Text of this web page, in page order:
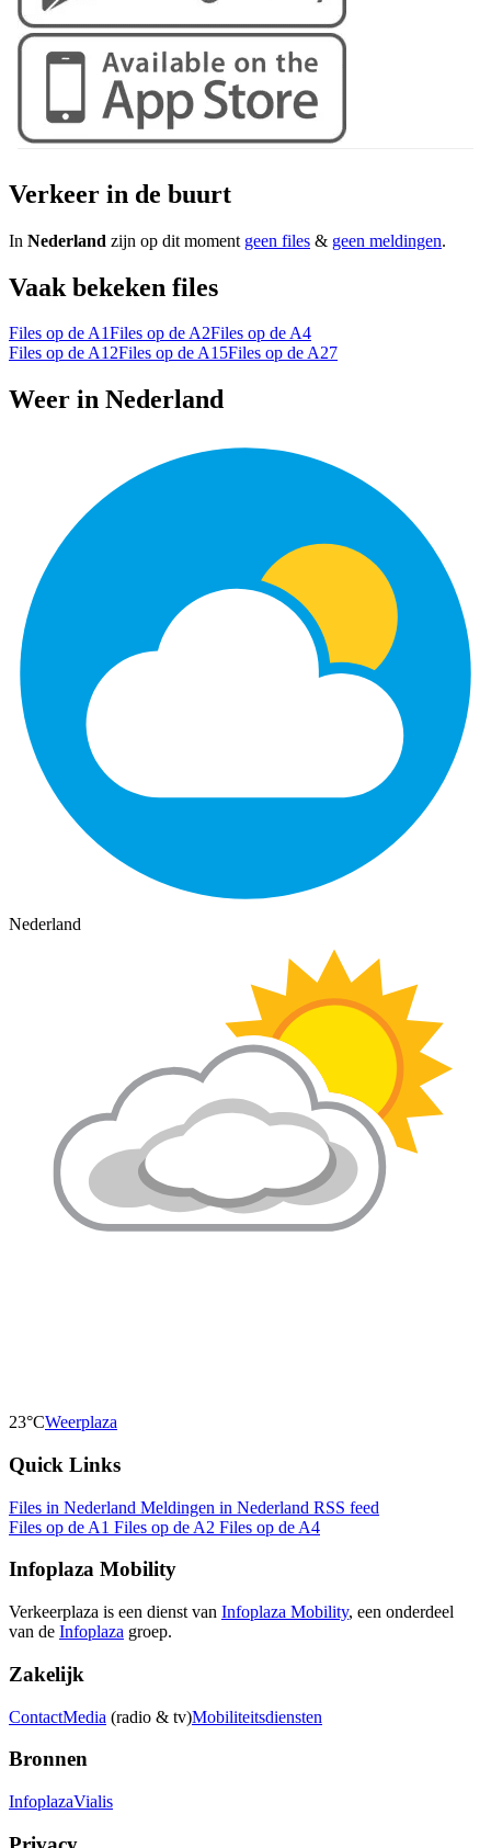
Verkeer in de buurt
In Nederland zijn op dit moment geen files & geen meldingen.
Vaak bekeken files
Files op de A1Files op de A2Files op de A4
Files op de A12Files op de A15Files op de A27
Weer in Nederland
Nederland
23°CWeerplaza
Quick Links
Files in Nederland Meldingen in Nederland RSS feed
Files op de A1 Files op de A2 Files op de A4
Infoplaza Mobility
Verkeerplaza is een dienst van Infoplaza Mobility, een onderdeel
van de Infoplaza groep.
Zakelijk
ContactMedia (radio & tv)Mobiliteitsdiensten
Bronnen
InfoplazaVialis